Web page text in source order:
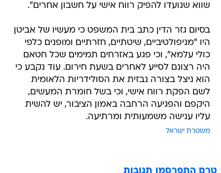
שווא שנועדו להפיק רווח אישי על חשבון אחרים".
בסיום גזר הדין כתב בית המשפט כי מעשיו של אביטן
היו "מניפולטיביים, שיטתיים, חזרתיים ומופנים כלפי
כולי עלמא", וכי פגע באזרחים תמימים שכל חטאם
היה רצונם לסייע לאחרים בשעת חירום. עוד נקבע כי
הוא ניצל בצורה נבזית את הסולידריות הלאומית
לשם הפקת רווח אישי, וכי בשל חומרת המעשים,
היקפם והפגיעה הרחבה באמון הציבור, יש להשית
עליו ענישה משמעותית ומרתיעה.
משטרת ישראל